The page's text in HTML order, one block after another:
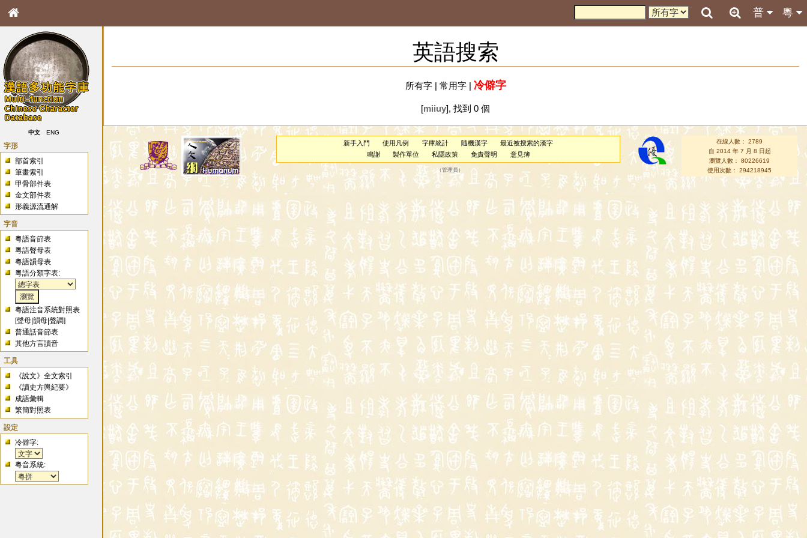
粵
普
中文 ENG
字形
部首索引
筆畫索引
甲骨部件表
金文部件表
形義源流通解
字音
粵語音節表
粵語聲母表
粵語韻母表
粵語分類字表:
粵語注音系統對照表
[聲母 |韻母 |聲調]
普通話音節表
其他方言讀音
工具
《說文》全文索引
《讀史方輿紀要》
成語彙輯
繁簡對照表
設定
冷僻字:
粵音系統:
英語搜索
所有字| 常用字| 冷僻字
[miiuy], 找到 0 個
新手入門 使用凡例 字庫統計 隨機漢字
最近被搜索的漢字
鳴謝
製作單位 私隱政策 免責聲明 意見簿
（管理員 ）
在線人數： 2789
自 2014 年 7 月 8 日起
瀏覽人數： 80226619
使用次數： 294218945